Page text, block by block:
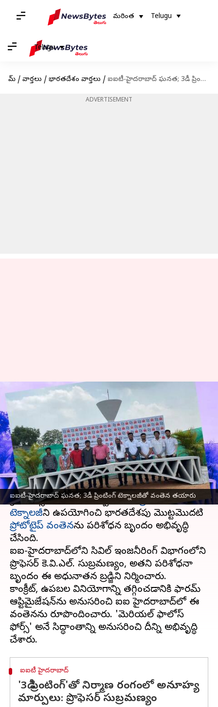
మరింత Telugu
Telugu
హోమ్ / వార్తలు / భారతదేశం వార్తలు / ఐఐటీ-హైదరాబాద్ ఘనత; 3డీ ప్రింటింగ్ టెక్నాలజీతో వంతెన తయారు
ADVERTISEMENT
ఐఐటీ-హైదరాబాద్ ఘనత; 3డీ ప్రింటింగ్ టెక్నాలజీతో వంతెన తయారు
ఐఐటీ-హైదరాబాద్ ఘనత; 3డీ
ప్రింటింగ్ టెక్నాలజీతో వంతెన
తయారు
వ్రాసిన వారు Stalin Mar 31, 2023 06:09 pm
ఈ వార్తాకథనం ఏంటి
ఐఐటీ-హైదరాబాద్మరో ఘనత సాధించింది. సింప్లిఫోర్జ్
క్రియేషన్స్ సహకారంతో స్వదేశీ3డీ ప్రింటింగ్
టెక్నాలజీని ఉపయోగించి భారతదేశపు మొట్టమొదటి
ప్రోటోటైప్ వంతెనను పరిశోధన బృందం అభివృద్ధి
చేసింది.
ఐఐటీ-హైదరాబాద్‌లోని సివిల్ ఇంజనీరింగ్ విభాగంలోని
ప్రొఫెసర్ కె.వి.ఎల్. సుబ్రమణ్యం, అతని పరిశోధనా
బృందం ఈ అధునాతన బ్రడ్జిని నిర్మించారు.
కాంక్రీట్, ఉపబల వినియోగాన్ని తగ్గించడానికి ఫారమ్
ఆప్టిమైజేషన్‌ను అనుసరించి ఐఐటీ హైదరాబాద్‌లో ఈ
వంతెనను రూపొందించారు. 'మెటీరియల్ ఫాలోస్
ఫోర్స్' అనే సిద్ధాంతాన్ని అనుసరించి దీన్ని అభివృద్ధి
ఐఐటీ హైదరాబాద్
'3డీ ప్రింటింగ్'తో నిర్మాణ రంగంలో అనూహ్య
మార్పులు: ప్రొఫెసర్ సుబ్రమణ్యం